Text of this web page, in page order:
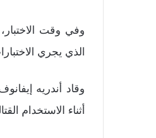
وفي وقت
الذي يجري
وقاد أندريه
أثناء الاستخدام